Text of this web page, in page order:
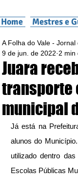
Home Mestres e
Juara
transporte
municipal
A Folha do Vale - Jornal
9 de jun. de 2022 2 min
Já está na
alunos do
utilizado dentro
Escolas Públicas